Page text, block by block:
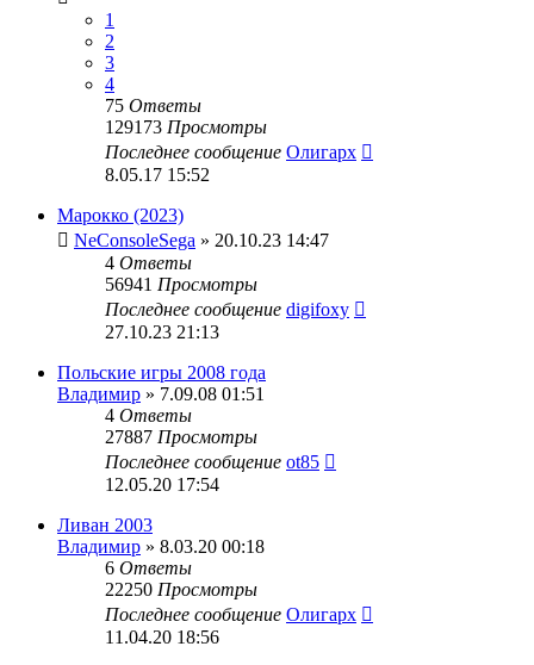
1
2
3
4
75 Ответы
129173 Просмотры
Последнее сообщение Олигарх
8.05.17 15:52
Марокко (2023)
NeConsoleSega » 20.10.23 14:47
4 Ответы
56941 Просмотры
Последнее сообщение digifoxy
27.10.23 21:13
Польские игры 2008 года
Владимир » 7.09.08 01:51
4 Ответы
27887 Просмотры
Последнее сообщение ot85
12.05.20 17:54
Ливан 2003
Владимир » 8.03.20 00:18
6 Ответы
22250 Просмотры
Последнее сообщение Олигарх
11.04.20 18:56